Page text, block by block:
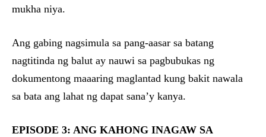
mukha niya.
Ang gabing nagsimula sa pang-aasar sa batang
nagtitinda ng balut ay nauwi sa pagbubukas ng
dokumentong maaaring maglantad kung bakit nawala
sa bata ang lahat ng dapat sana’y kanya.
EPISODE 3: ANG KAHONG INAGAW SA